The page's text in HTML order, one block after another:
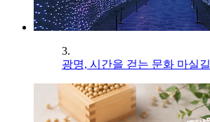
3.
광명, 시간을 걷는 문화 마실길